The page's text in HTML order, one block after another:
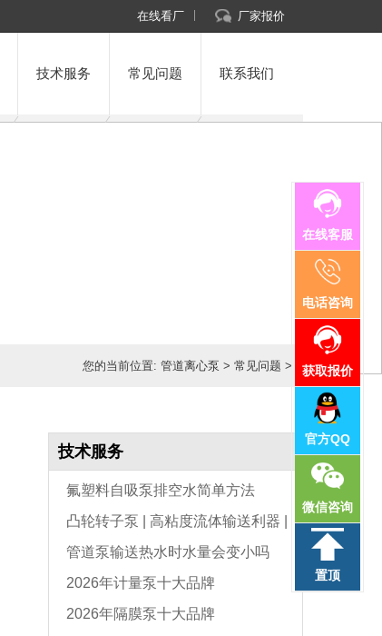
在线看厂 厂家报价
技术服务 常见问题 联系我们
在线客服
电话咨询
获取报价
官方QQ
微信咨询
置顶
您的当前位置:管道离心泵 >常见问题 >
技术服务
氟塑料自吸泵排空水简单方法
凸轮转子泵 | 高粘度流体输送利器 |
选型与维护全指南
管道泵输送热水时水量会变小吗
2026年计量泵十大品牌
2026年隔膜泵十大品牌